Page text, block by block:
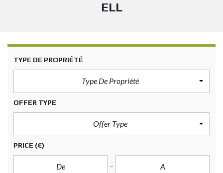
ELL
TYPE DE PROPRIÉTÉ
Type De Propriété
OFFER TYPE
Offer Type
PRICE (€)